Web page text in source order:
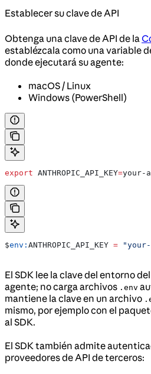
Establecer su clave de API
Obtenga una clave de API de la
establézcala como una variable
donde ejecutará su agente:
macOS / Linux
Windows (PowerShell)
export ANTHROPIC_API_KEY=your-
$env: ANTHROPIC_API_KEY =
El SDK lee la clave del entorno
agente; no carga archivos .env
mantiene la clave en un archivo
mismo, por ejemplo con el
al SDK.
El SDK también admite
proveedores de API de terceros: